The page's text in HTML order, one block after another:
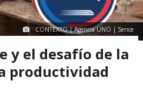
CONTEXTO | Agencia UNO | Sence
y el desafío de la
productividad